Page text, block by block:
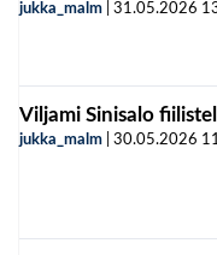
jukka_malm 31.05.2026
Viljami Sinisalo
jukka_malm 30.05.2026